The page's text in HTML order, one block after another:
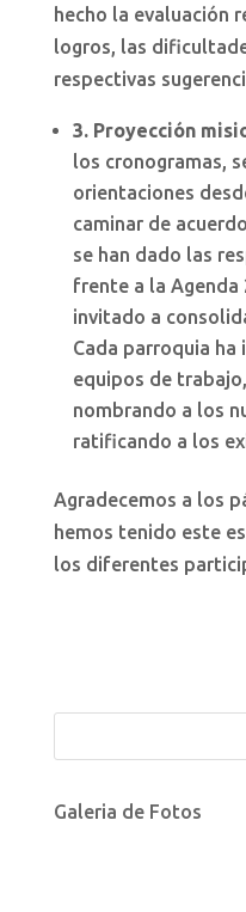
hecho la evaluación
logros, las
respectivas
3. Proyección
los cronogramas,
orientaciones
caminar de
se han dado las
frente a la Agenda
invitado a
Cada parroquia ha
equipos de
nombrando a los
ratificando a los
Agradecemos a los
hemos tenido este
los diferentes
Galeria de Fotos